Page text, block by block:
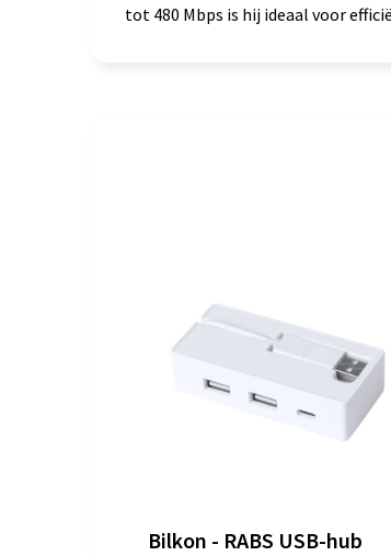
tot 480 Mbps is hij ideaal voor
Bilkon - RABS USB-hub